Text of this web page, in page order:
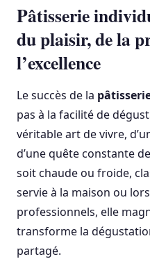
Pâtisserie
du plaisir, de la
l’excellence
Le succès de la
pas à la facilité de
véritable art de vivre,
d’une quête constante
soit chaude ou froide,
servie à la maison ou
professionnels, elle
transforme la
partagé.